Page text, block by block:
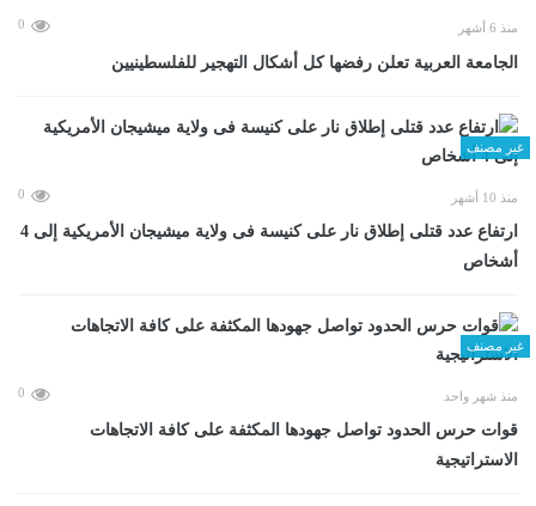
منذ 6 أشهر 0
الجامعة العربية تعلن رفضها كل أشكال التهجير للفلسطينيين
غير مصنف
منذ 10 أشهر 0
ارتفاع عدد قتلى إطلاق نار على كنيسة فى ولاية ميشيجان الأمريكية إلى 4
أشخاص
غير مصنف
منذ شهر واحد 0
قوات حرس الحدود تواصل جهودها المكثفة على كافة الاتجاهات
الاستراتيجية